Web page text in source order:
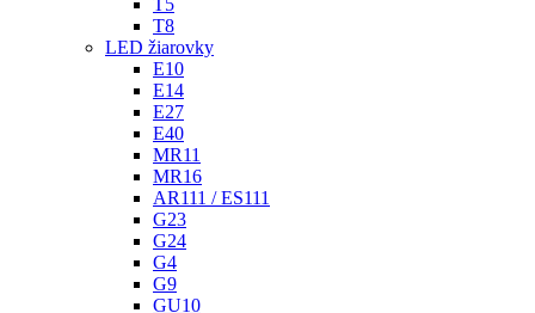
T5
T8
LED žiarovky
E10
E14
E27
E40
MR11
MR16
AR111 / ES111
G23
G24
G4
G9
GU10